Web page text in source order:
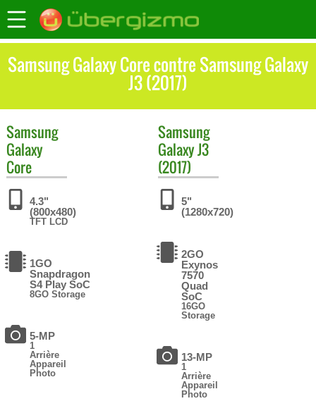
Samsung Galaxy Core contre Samsung Galaxy
J3 (2017)
Samsung
Galaxy
Core
4.3"
(800x480)
TFT LCD
1GO
Snapdragon
S4 Play SoC
8GO Storage
5-MP
1
Arrière
Appareil
Photo
Samsung
Galaxy J3
(2017)
5"
(1280x720)
2GO
Exynos
7570
Quad
SoC
16GO
Storage
13-MP
1
Arrière
Appareil
Photo